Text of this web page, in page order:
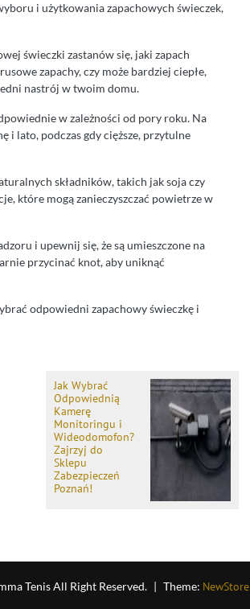
i użytkowania zapachowych świeczek,
świeczki zastanów się, jaki zapach
zapachy, czy może bardziej ciepłe,
nastrój w twoim domu.
w zależności od pory roku. Na
i lato, podczas gdy cięższe, przytulne
składników, takich jak soja czy
które mogą zanieczyszczać powietrze w
i upewnij się, że są umieszczone na
przycinać knot, aby uniknąć
odpowiedni zapachowy świeczkę i
Jak Wybrać
Odpowiednią
Kamerę
Monitoringu i
Wideodomofon?
Zajrzyj do
Sklepu
Zabezpieczeń
Poznań!
Tenis All Right Reserved. | Theme: NewStore